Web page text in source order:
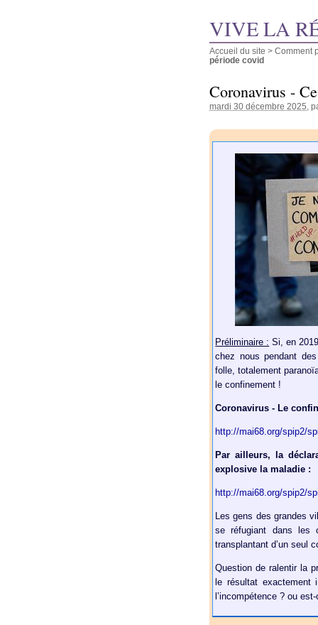
VIVE LA
Accueil du site > Comment
période covid
Coronavirus -
mardi 30 décembre 2025 ,
Préliminaire : Si, en
chez nous pendant
folle, totalement
le confinement !
Coronavirus - Le
http://mai68.org/spip2/
Par ailleurs, la
explosive la maladie :
http://mai68.org/spip2/
Les gens des grandes
se réfugiant dans les
transplantant d’un seul
Question de ralentir la
le résultat exactement
l’incompétence ? ou